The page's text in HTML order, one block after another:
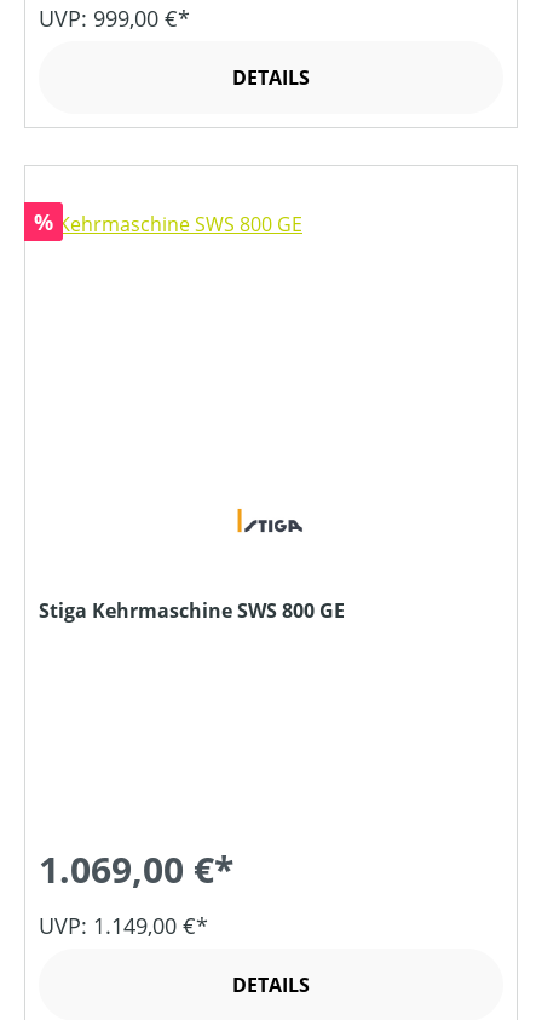
UVP: 999,00 €*
DETAILS
Rabatt
%
Stiga Kehrmaschine SWS 800 GE
1.069,00 €*
UVP: 1.149,00 €*
DETAILS